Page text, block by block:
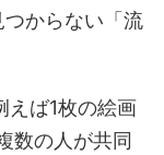
からない「流
えば1枚の絵画
数の人が共同